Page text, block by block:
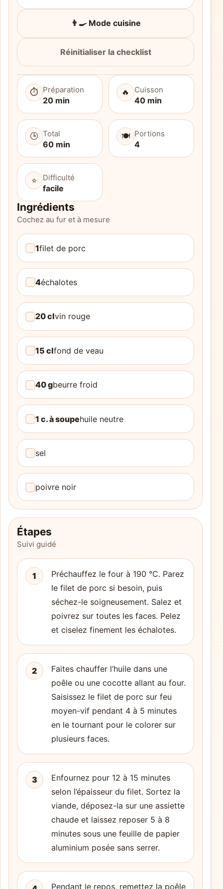
👨‍🍳 Mode cuisine
Réinitialiser la checklist
⏱️ Préparation
20 min
🔥 Cuisson
40 min
🕒 Total
60 min
🍽️ Portions
4
⭐ Difficulté
facile
Ingrédients
Cochez au fur et à mesure
1filet de porc
4échalotes
20 clvin rouge
15 clfond de veau
40 gbeurre froid
1 c. à soupehuile neutre
sel
poivre noir
Étapes
Suivi guidé
1
Préchauffez le four à 190 °C. Parez
le filet de porc si besoin, puis
séchez-le soigneusement. Salez et
poivrez sur toutes les faces. Pelez
et ciselez finement les échalotes.
2
Faites chauffer l’huile dans une
poêle ou une cocotte allant au four.
Saisissez le filet de porc sur feu
moyen-vif pendant 4 à 5 minutes
en le tournant pour le colorer sur
plusieurs faces.
3
Enfournez pour 12 à 15 minutes
selon l’épaisseur du filet. Sortez la
viande, déposez-la sur une assiette
chaude et laissez reposer 5 à 8
minutes sous une feuille de papier
aluminium posée sans serrer.
Pendant le repos, remettez la poêle